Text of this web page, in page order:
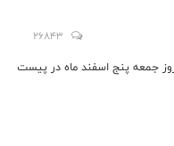
26843
جمعه پنج اسفند ماه در پیست